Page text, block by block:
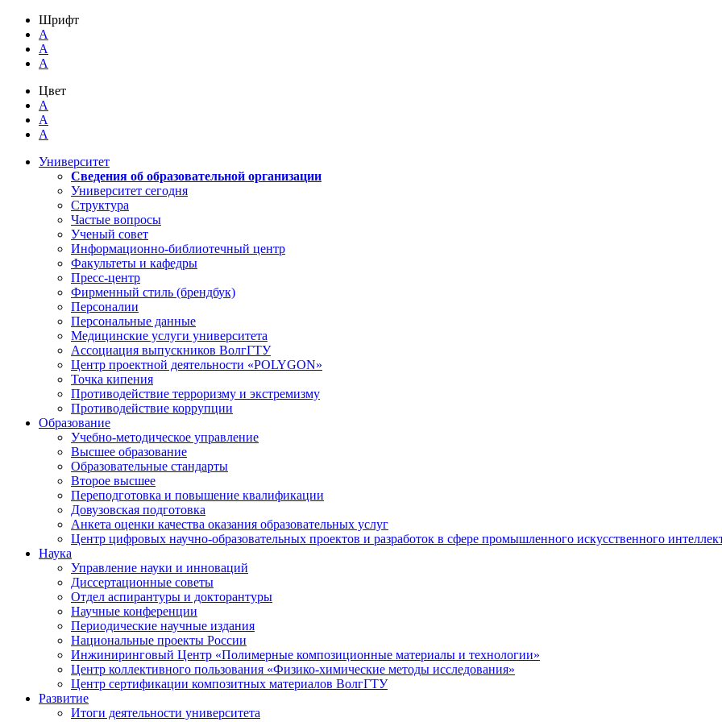
Шрифт
A
A
A
Цвет
A
A
A
Университет
Сведения об образовательной организации
Университет сегодня
Структура
Частые вопросы
Ученый совет
Информационно-библиотечный центр
Факультеты и кафедры
Пресс-центр
Фирменный стиль (брендбук)
Персоналии
Персональные данные
Медицинские услуги университета
Ассоциация выпускников ВолгГТУ
Центр проектной деятельности «POLYGON»
Точка кипения
Противодействие терроризму и экстремизму
Противодействие коррупции
Образование
Учебно-методическое управление
Высшее образование
Образовательные стандарты
Второе высшее
Переподготовка и повышение квалификации
Довузовская подготовка
Анкета оценки качества оказания образовательных услуг
Центр цифровых научно-образовательных проектов и разработок в сфере промышленного искусственного
Наука
Управление науки и инноваций
Диссертационные советы
Отдел аспирантуры и докторантуры
Научные конференции
Периодические научные издания
Национальные проекты России
Инжиниринговый Центр «Полимерные композиционные материалы и технологии»
Центр коллективного пользования «Физико-химические методы исследования»
Центр сертификации композитных материалов ВолгГТУ
Развитие
Итоги деятельности университета